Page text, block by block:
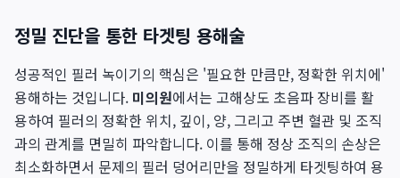
정밀 진단을 통한 타겟팅 용해술
성공적인 필러 녹이기의 핵심은 '필요한 만큼만, 정확한 위치에'
용해하는 것입니다. 미의원에서는 고해상도 초음파 장비를 활
용하여 필러의 정확한 위치, 깊이, 양, 그리고 주변 혈관 및 조직
과의 관계를 면밀히 파악합니다. 이를 통해 정상 조직의 손상은
최소화하면서 문제의 필러 덩어리만을 정밀하게 타겟팅하여 용